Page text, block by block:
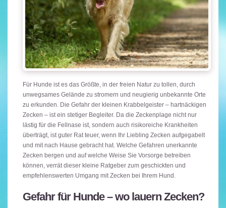
Für Hunde ist es das Größte, in der freien Natur zu tollen, durch
unwegsames Gelände zu stromern und neugierig unbekannte Orte
zu erkunden. Die Gefahr der kleinen Krabbelgeister – hartnäckigen
Zecken – ist ein stetiger Begleiter. Da die Zeckenplage nicht nur
lästig für die Fellnase ist, sondern auch risikoreiche Krankheiten
überträgt, ist guter Rat teuer, wenn Ihr Liebling Zecken aufgegabelt
und mit nach Hause gebracht hat. Welche Gefahren unerkannte
Zecken bergen und auf welche Weise Sie Vorsorge betreiben
können, verrät dieser kleine Ratgeber zum geschickten und
empfehlenswerten Umgang mit Zecken bei Ihrem Hund.
Gefahr für Hunde – wo lauern Zecken?